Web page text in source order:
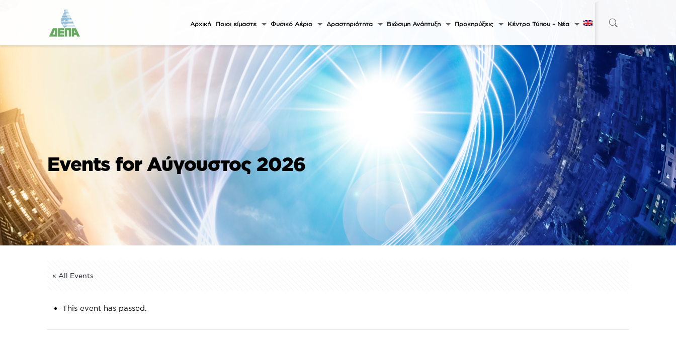
Αρχική Ποιοι είμαστε Φυσικό Αέριο Δραστηριότητα Βιώσιμη Ανάπτυξη Προκηρύξεις Κέντρο Τύπου – Νέα
Events for Αύγουστος 2026
« All Events
This event has passed.